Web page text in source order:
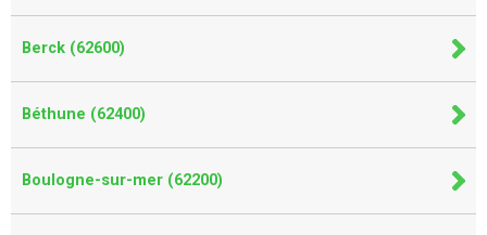
Berck (62600)
Béthune (62400)
Boulogne-sur-mer (62200)